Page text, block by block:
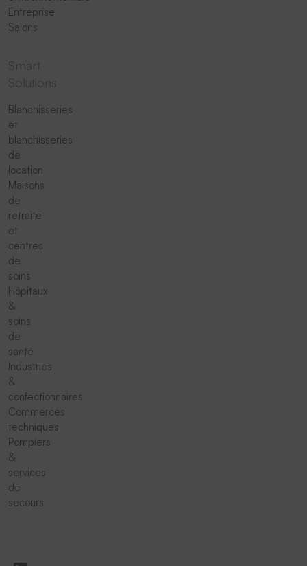
Entreprise
Salons
Blanchisseries
et
blanchisseries
de
location
Maisons
de
retraite
et
centres
de
soins
Hôpitaux
&
soins
de
santé
Industries
&
confectionnaires
Commerces
techniques
Pompiers
&
services
de
secours